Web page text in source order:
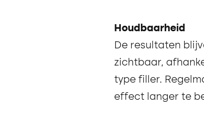
Houdbaarheid
De resultaten
zichtbaar,
type filler.
effect langer te